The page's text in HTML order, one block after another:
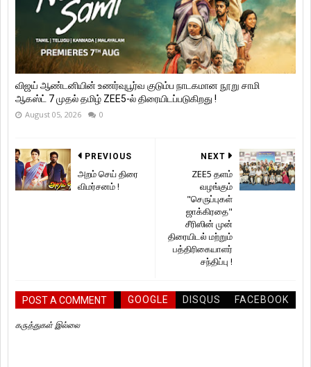
விஜய் ஆண்டனியின் உணர்வுபூர்வ குடும்ப நாடகமான நூறு சாமி
ஆகஸ்ட் 7 முதல் தமிழ் ZEE5-ல் திரையிடப்படுகிறது !
August 05, 2026 0
NEXT
ZEE5 தளம்
வழங்கும்
"செருப்புகள்
ஜாக்கிரதை"
சீரிஸின் முன்
திரையிடல் மற்றும்
பத்திரிகையாளர்
சந்திப்பு !
PREVIOUS
அறம் செய் திரை
விமர்சனம் !
POST A COMMENT GOOGLE DISQUS FACEBOOK
கருத்துகள் இல்லை